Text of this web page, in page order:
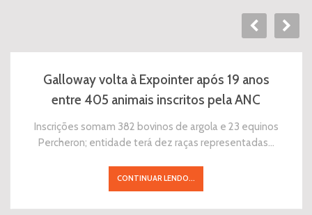
Galloway volta à Expointer após 19 anos
entre 405 animais inscritos pela ANC
Inscrições somam 382 bovinos de argola e 23 equinos
Percheron; entidade terá dez raças representadas…
CONTINUAR LENDO...